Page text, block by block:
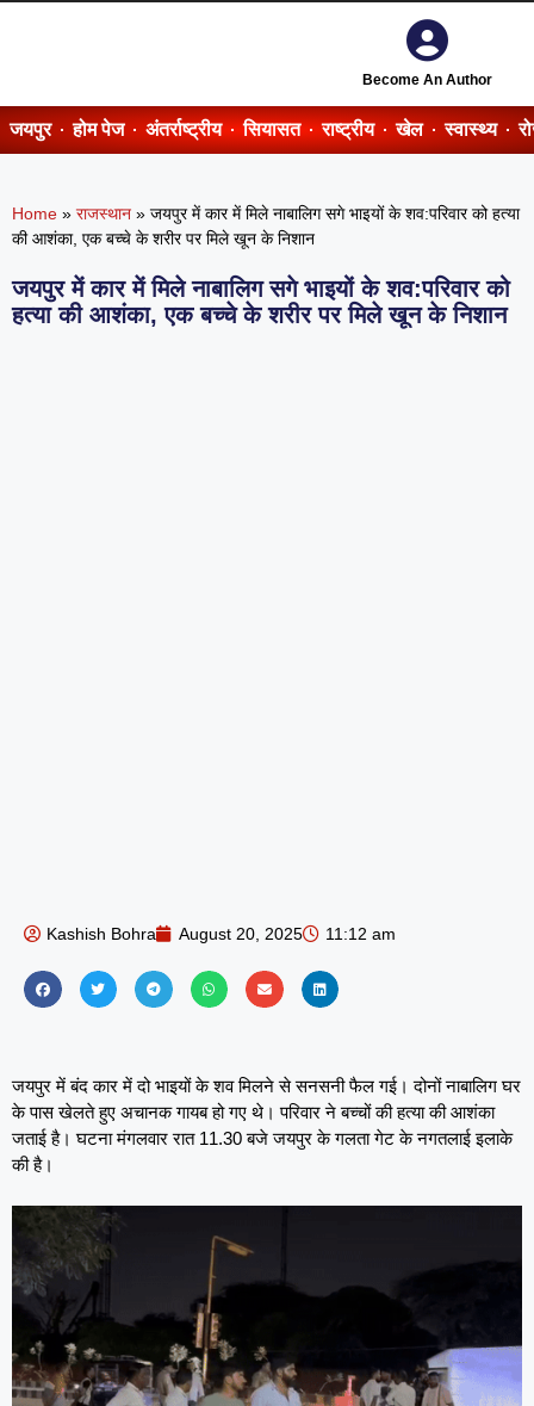
Become An Author
जयपुर होम पेज अंतर्राष्ट्रीय सियासत राष्ट्रीय खेल स्वास्थ्य
Home » राजस्थान » जयपुर में कार में मिले नाबालिग सगे भाइयों के शव:परिवार को हत्या
की आशंका, एक बच्चे के शरीर पर मिले खून के निशान
जयपुर में कार में मिले नाबालिग सगे भाइयों के शव:परिवार को
हत्या की आशंका, एक बच्चे के शरीर पर मिले खून के निशान
Kashish Bohra August 20, 2025 11:12 am
जयपुर में बंद कार में दो भाइयों के शव मिलने से सनसनी फैल गई। दोनों नाबालिग घर
के पास खेलते हुए अचानक गायब हो गए थे। परिवार ने बच्चों की हत्या की आशंका
जताई है। घटना मंगलवार रात 11.30 बजे जयपुर के गलता गेट के नगतलाई इलाके
की है।